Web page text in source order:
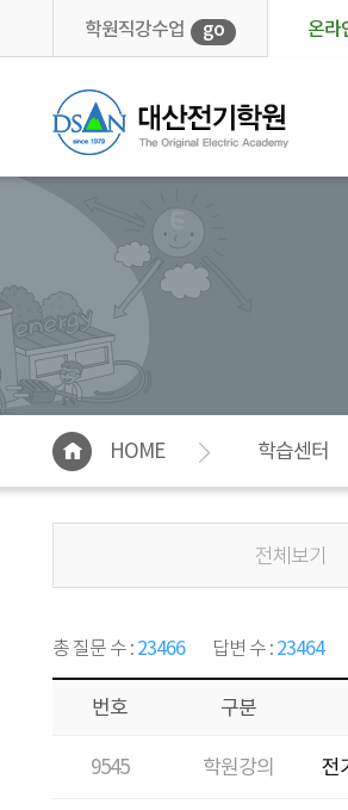
학원직강수업 go 온라
HOME 학습센터
전체보기
총 질문 수 : 23466 답변 수 : 23464
번호 구분
9545 학원강의 전